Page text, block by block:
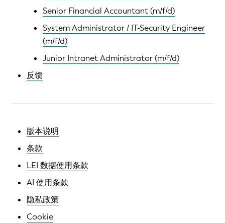
Senior Financial Accountant (m/f/d)
System Administrator / IT-Security Engineer
(m/f/d)
Junior Intranet Administrator (m/f/d)
反馈
版本说明
条款
LEI 数据使用条款
AI 使用条款
隐私政策
Cookie